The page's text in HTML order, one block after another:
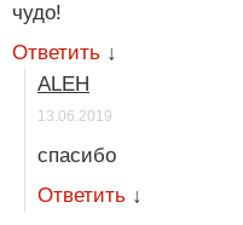
чудо!
Ответить ↓
ALEH
13.06.2019
спасибо
Ответить ↓